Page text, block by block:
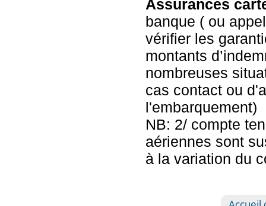
Assurances
banque ( ou
vérifier les
montants
nombreuses
cas contact ou
l'embarquement)
NB: 2/ compte
aériennes sont
à la variation du